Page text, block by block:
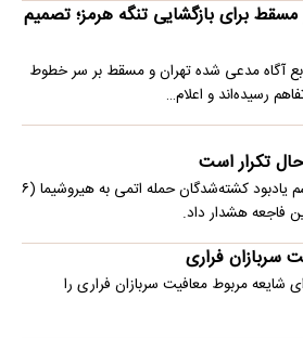
مسقط برای بازگشایی تنگه هرمز؛ تصمیم
آگاه مدعی شده تهران و مسقط بر سر خطوط
رسیده‌اند و اعلام…
تکرار است
سفیر ایران در توکیو، در مراسم یادبود کشته‌شدگان حمله اتمی به هیروشیما (۶
سربازان فراری
شایعه مربوط معافیت سربازان فراری را